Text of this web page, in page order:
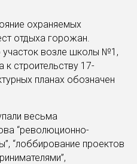
охраняемых
отдыха горожан.
участок возле школы №1,
к строительству 17-
планах обозначен
весьма
“революционно-
“лоббирование проектов